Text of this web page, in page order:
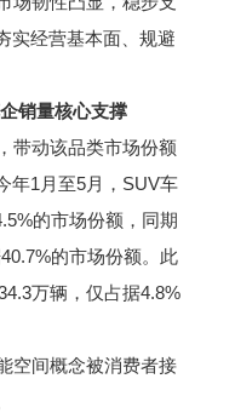
实经营基本面、规避
销量核心支撑
带动该品类市场份额
年1月至5月，SUV车
的市场份额，同期
的市场份额。此
万辆，仅占据4.8%
空间概念被消费者接